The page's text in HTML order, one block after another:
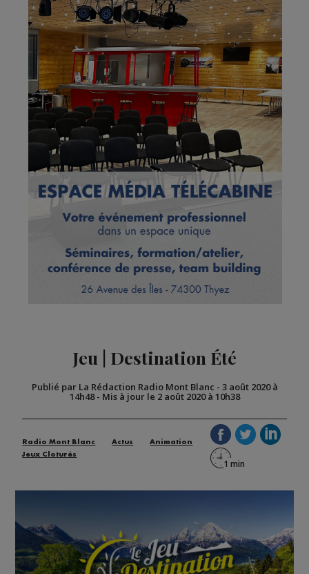
Jeu | Destination Été
Publié par La Rédaction Radio Mont Blanc - 3 août 2020 à
14h48- Mis à jour le 2 août 2020 à 10h38
Radio Mont Blanc Actus
Animation
Jeux Cloturés